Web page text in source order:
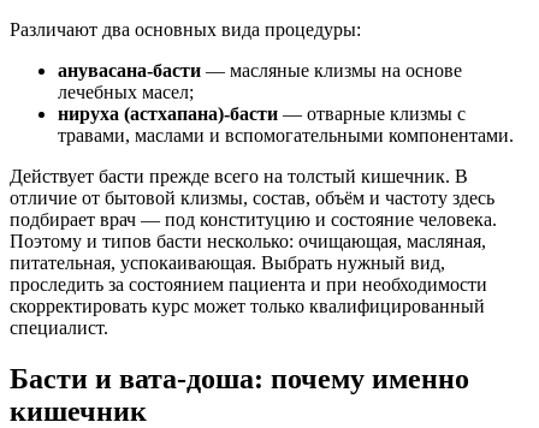
Различают два основных вида процедуры:
анувасана-басти — масляные клизмы на основе
лечебных масел;
нируха (астхапана)-басти — отварные клизмы с
травами, маслами и вспомогательными компонентами.
Действует басти прежде всего на толстый кишечник. В
отличие от бытовой клизмы, состав, объём и частоту здесь
подбирает врач — под конституцию и состояние человека.
Поэтому и типов басти несколько: очищающая, масляная,
питательная, успокаивающая. Выбрать нужный вид,
проследить за состоянием пациента и при необходимости
скорректировать курс может только квалифицированный
специалист.
Басти и вата-доша: почему именно
кишечник